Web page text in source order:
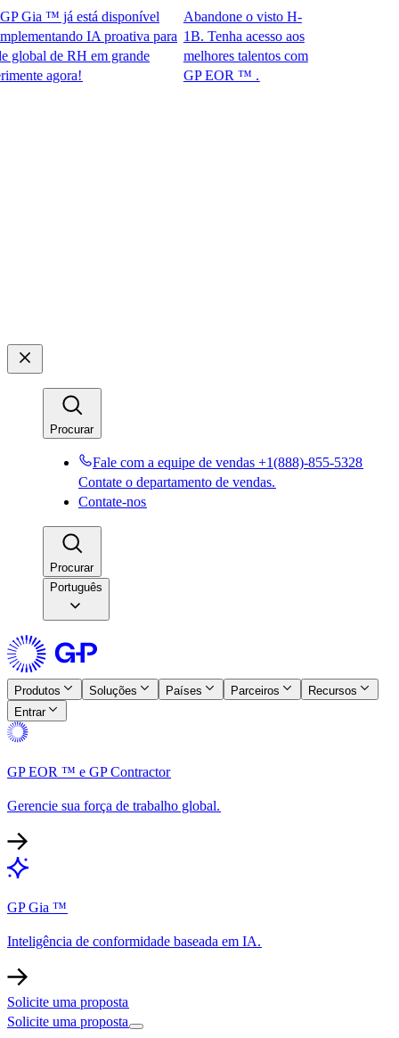
™ já está disponível
IA proativa para
de RH em grande
agora!​​
Abandone o visto H-
1B. Tenha acesso aos
melhores talentos com
GP EOR ™ .​​
Procurar​​
Fale com a equipe de vendas +1(888)-855-5328​​
Contate o departamento de vendas.​​
Contate-nos​​
Procurar​​
Português
Produtos​​ Soluções​​ Países​​ Parceiros​​
Recursos​​
Entrar​​
GP EOR ™ e GP Contractor​​
Gerencie sua força de trabalho global.​​
GP Gia ™​​
Inteligência de conformidade baseada em IA.​​
Solicite uma proposta​​
Solicite uma proposta​​